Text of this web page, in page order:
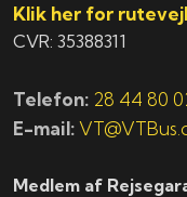
Klik her for
CVR: 35388311
Telefon: 28 44 80
E-mail:
Medlem af